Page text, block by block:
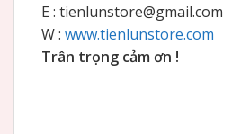
E : tienlunstore@gmail.com
W : www.tienlunstore.com
Trân trọng cảm ơn !